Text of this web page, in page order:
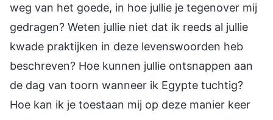
weg van het goede, in hoe jullie je tegenover mij
gedragen? Weten jullie niet dat ik reeds al jullie
kwade praktijken in deze levenswoorden heb
beschreven? Hoe kunnen jullie ontsnappen aan
de dag van toorn wanneer ik Egypte tuchtig?
Hoe kan ik je toestaan mij op deze manier keer